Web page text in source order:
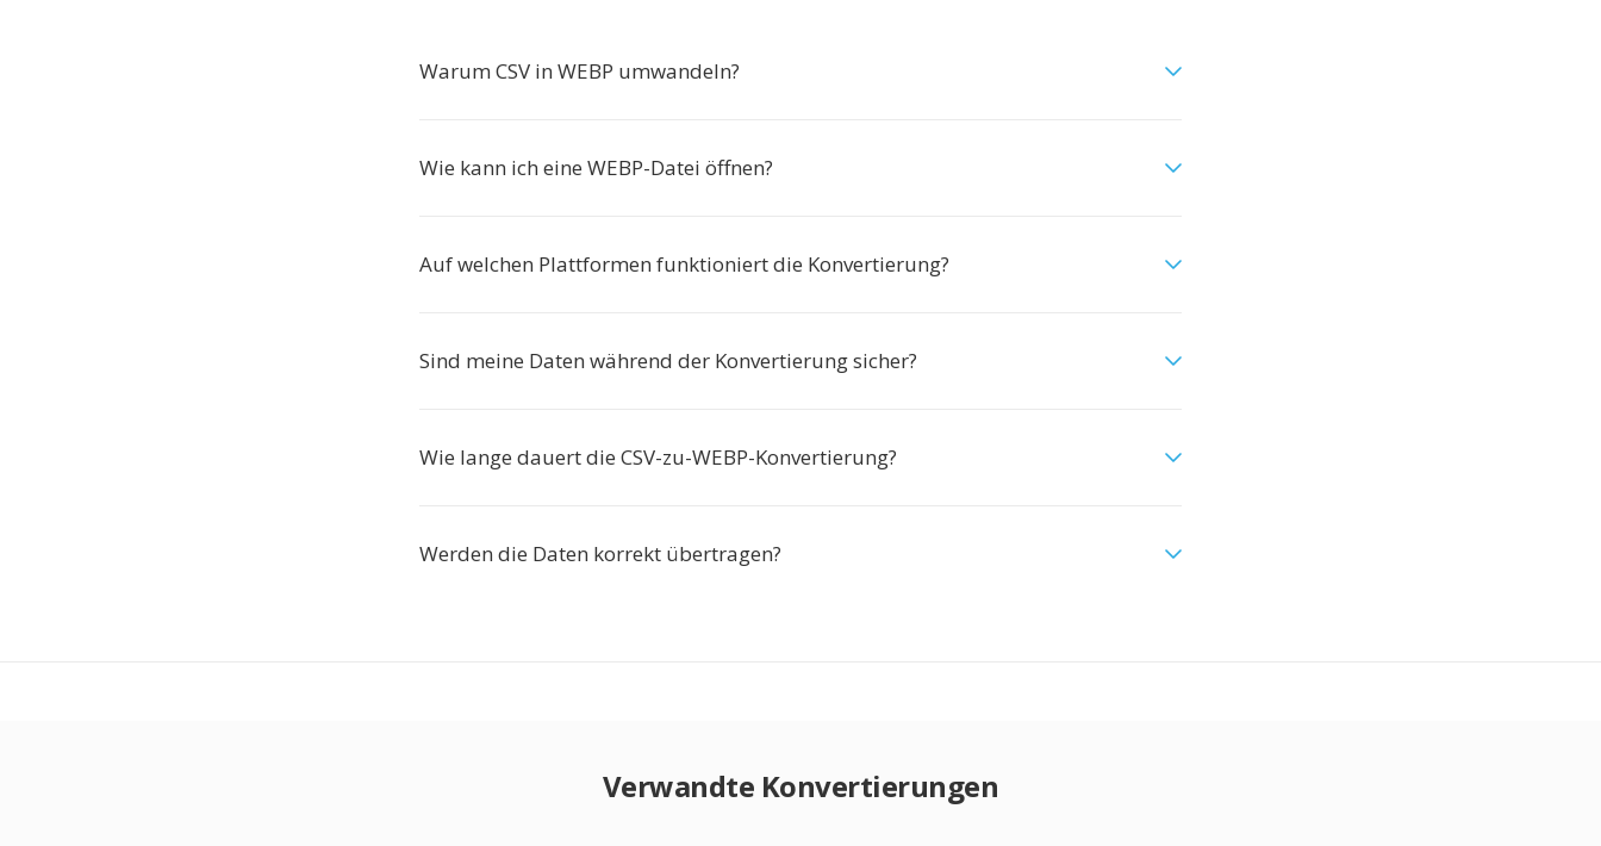
Warum CSV in WEBP umwandeln?
Wie kann ich eine WEBP-Datei öffnen?
Auf welchen Plattformen funktioniert die Konvertierung?
Sind meine Daten während der Konvertierung sicher?
Wie lange dauert die CSV-zu-WEBP-Konvertierung?
Werden die Daten korrekt übertragen?
Verwandte Konvertierungen